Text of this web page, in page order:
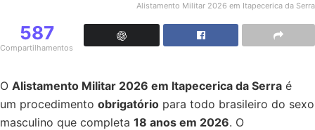
Alistamento Militar 2026 em Itapecerica da Serra
587
Compartilhamentos
O Alistamento Militar 2026 em Itapecerica da Serra é
um procedimento obrigatório para todo brasileiro do sexo
masculino que completa 18 anos em 2026. O